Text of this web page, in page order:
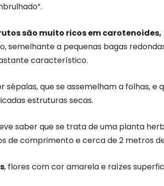
são muito ricos em carotenoides,
semelhante a pequenas bagas
característico.
sépalas, que se assemelham a folhas, e
estruturas secas.
saber que se trata de uma planta
de comprimento e cerca de 2 metros
, flores com cor amarela e raízes